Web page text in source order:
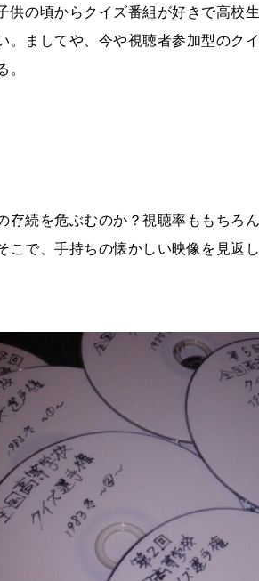
供の頃からクイズ番組が好きで高校
。ましてや、今や視聴者参加型のク
。
存続を危ぶむのか？視聴率ももちろ
こで、手持ちの懐かしい映像を見返